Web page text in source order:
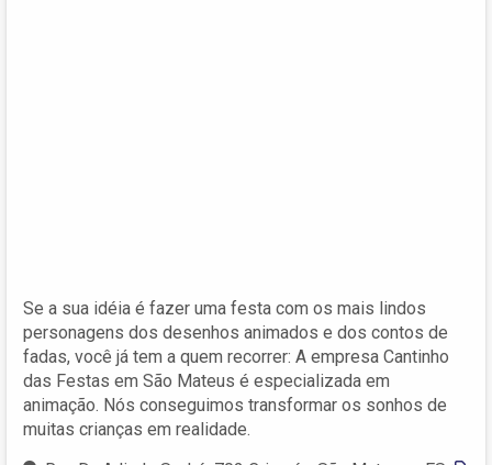
Se a sua idéia é fazer uma festa com os mais lindos
personagens dos desenhos animados e dos contos de
fadas, você já tem a quem recorrer: A empresa Cantinho
das Festas em São Mateus é especializada em
animação. Nós conseguimos transformar os sonhos de
muitas crianças em realidade.